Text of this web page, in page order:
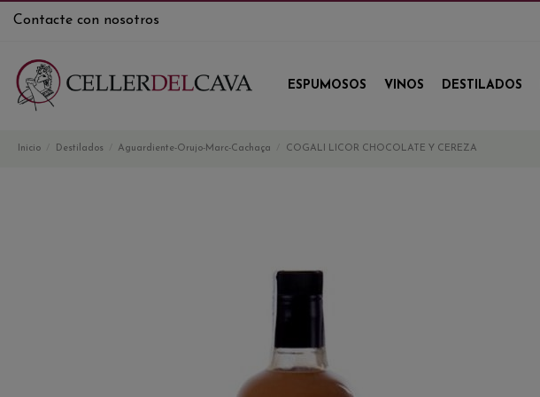
Contacte con nosotros
ESPUMOSOS VINOS DESTILADOS
Inicio Destilados Aguardiente-Orujo-Marc-Cachaça COGALI LICOR CHOCOLATE Y CEREZA